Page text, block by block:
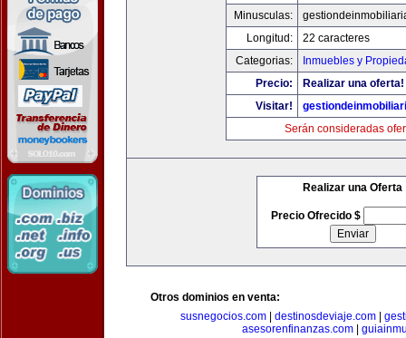
Minusculas:
Longitud:
22 caracteres
Categorias:
Inmuebles y
Precio:
Realizar una oferta!
Visitar!
Serán consideradas
Realizar una Oferta
Precio Ofrecido $
Otros dominios en venta:
susnegocios.com| destinosdeviaje.com|
asesorenfinanzas.com|